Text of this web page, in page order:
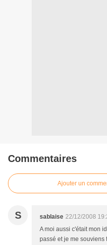
Commentaires
Ajouter un
S sablaise 22/12/2008
A moi aussi c'était mon
passé et je me souviens